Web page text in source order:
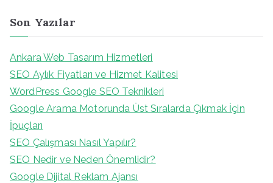
Son Yazılar
Ankara Web Tasarım Hizmetleri
SEO Aylık Fiyatları ve Hizmet Kalitesi
WordPress Google SEO Teknikleri
Google Arama Motorunda Üst Sıralarda Çıkmak İçin
İpuçları
SEO Çalışması Nasıl Yapılır?
SEO Nedir ve Neden Önemlidir?
Google Dijital Reklam Ajansı